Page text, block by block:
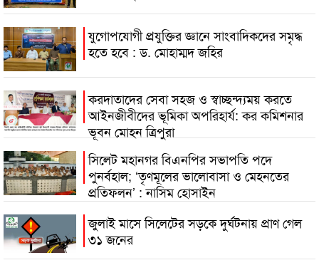
যুগোপযোগী প্রযুক্তির জ্ঞানে সাংবাদিকদের সমৃদ্ধ
হতে হবে : ড. মোহাম্মদ জহির
করদাতাদের সেবা সহজ ও স্বাচ্ছন্দ্যময় করতে
আইনজীবীদের ভূমিকা অপরিহার্য: কর কমিশনার
ভূবন মোহন ত্রিপুরা
সিলেট মহানগর বিএনপির সভাপতি পদে
পুনর্বহাল; ‘তৃণমূলের ভালোবাসা ও মেহনতের
প্রতিফলন’ : নাসিম হোসাইন
জুলাই মাসে সিলেটের সড়কে দুর্ঘটনায় প্রাণ গেল
৩১ জনের